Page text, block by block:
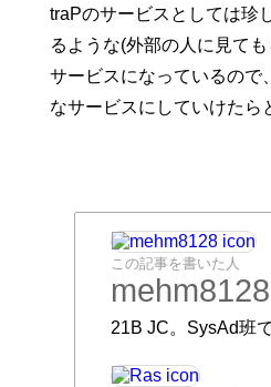
traPのサービスとしては珍
るような(外部の人に見て
サービスになっているので
なサービスにしていけたら
この記事を書いた人
mehm8128
21B JC。SysAd班